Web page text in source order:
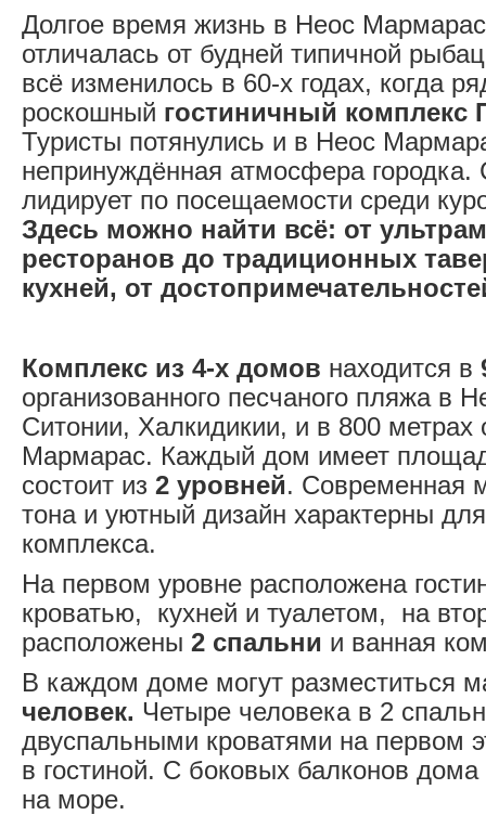
Долгое время жизнь в Неос
отличалась от будней типичной
всё изменилось в 60-х годах, когда
роскошный гостиничный комплекс
Туристы потянулись и в Неос
непринуждённая атмосфера городка.
лидирует по посещаемости среди
Здесь можно найти всё: от
ресторанов до традиционных
кухней, от
Комплекс из 4-х домов находится в
организованного песчаного пляжа в
Ситонии, Халкидикии, и в 800 метрах
Мармарас. Каждый дом имеет
состоит из 2 уровней. Современная
тона и уютный дизайн характерны
комплекса.
На первом уровне расположена
кроватью, кухней и туалетом, на
расположены 2 спальни и ванная
В каждом доме могут разместиться
человек. Четыре человека в 2
двуспальными кроватями на первом
в гостиной. С боковых балконов дома
на море.